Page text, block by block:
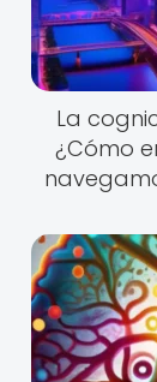
La
¿Cómo